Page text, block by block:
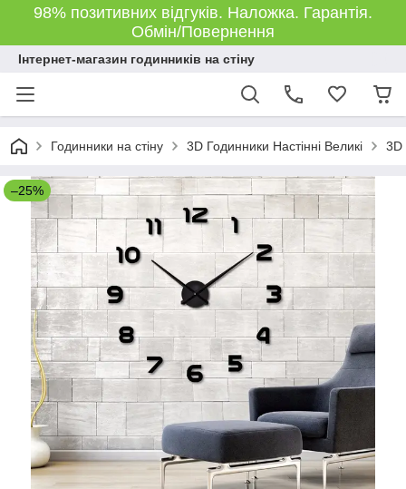
98% позитивних відгуків. Наложка. Гарантія.
Обмін/Повернення
Інтернет-магазин годинників на стіну
Годинники на стіну 3D Годинники Настінні Великі 3D
–25%